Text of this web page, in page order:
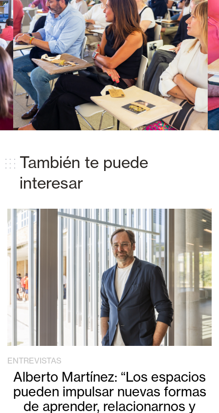
También te puede
interesar
ENTREVISTAS
Alberto Martínez: “Los espacios
pueden impulsar nuevas formas
de aprender, relacionarnos y